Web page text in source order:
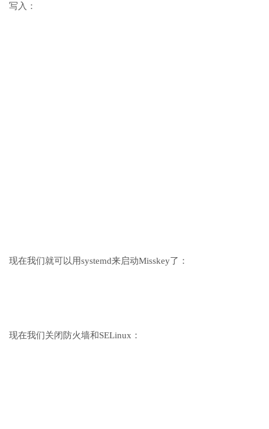
写入：
现在我们就可以用systemd来启动Misskey了：
现在我们关闭防火墙和SELinux：